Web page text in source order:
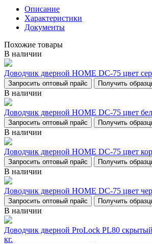
Описание
Характеристики
Документы
Похожие товары
В наличии
Доводчик дверной НОМЕ DC-75 цвет
Запросить оптовый прайс Получить
В наличии
Доводчик дверной НОМЕ DC-75 цвет
Запросить оптовый прайс Получить
В наличии
Доводчик дверной НОМЕ DC-75 цвет
Запросить оптовый прайс Получить
В наличии
Доводчик дверной НОМЕ DC-75 цвет
Запросить оптовый прайс Получить
В наличии
Доводчик дверной ProLock PL80
кг.